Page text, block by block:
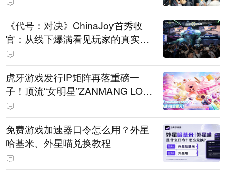
《代号：对决》ChinaJoy首秀收
官：从线下爆满看见玩家的真实期
待
虎牙游戏发行IP矩阵再落重磅一
子！顶流“女明星”ZANMANG LOO
PY 正版3D消除手游《消消奇遇》
惊喜曝光
免费游戏加速器口令怎么用？外星
哈基米、外星喵兑换教程